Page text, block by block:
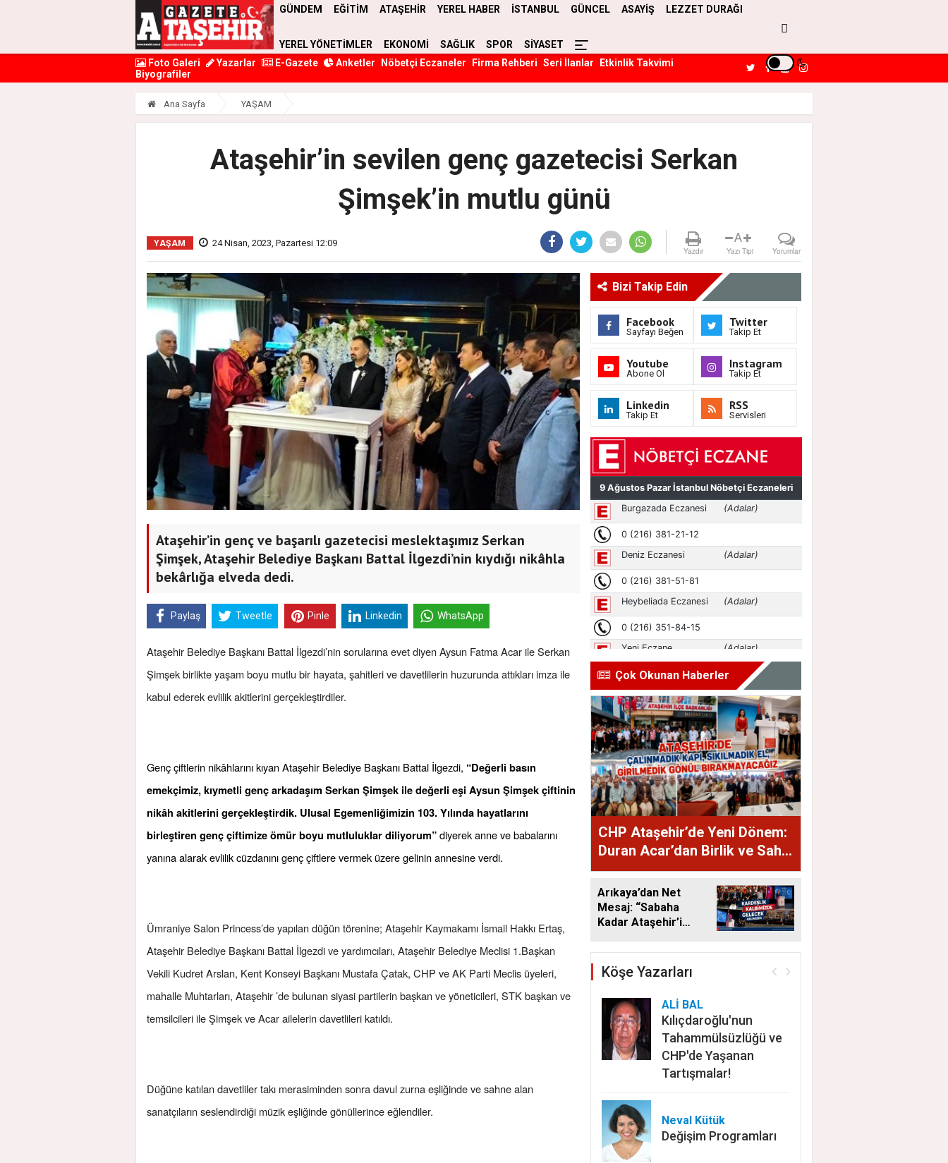
GÜNDEM EĞİTİM ATAŞEHİR YEREL HABER İSTANBUL GÜNCEL ASAYİŞ LEZZET DURAĞI
YEREL YÖNETİMLER EKONOMİ SAĞLIK SPOR
SİYASET
Foto Galeri
Yazarlar E-Gazete Anketler Nöbetçi Eczaneler Firma Rehberi Seri İlanlar
Etkinlik Takvimi
Biyografiler
Ana Sayfa YAŞAM
Ataşehir’in sevilen genç gazetecisi Serkan
Şimşek’in mutlu günü
YAŞAM 24 Nisan, 2023, Pazartesi 12:09
Yazdır
A
Yazı Tipi Yorumlar
Ataşehir’in genç ve başarılı gazetecisi meslektaşımız Serkan
Şimşek, Ataşehir Belediye Başkanı Battal İlgezdi’nin kıydığı nikâhla
bekârlığa elveda dedi.
Paylaş Tweetle Pinle Linkedin WhatsApp
Ataşehir Belediye Başkanı Battal İlgezdi’nin sorularına evet diyen Aysun Fatma Acar ile Serkan
Şimşek birlikte yaşam boyu mutlu bir hayata, şahitleri ve davetlilerin huzurunda attıkları imza ile
kabul ederek evlilik akitlerini gerçekleştirdiler.
Genç çiftlerin nikâhlarını kıyan Ataşehir Belediye Başkanı Battal İlgezdi, “Değerli basın
emekçimiz, kıymetli genç arkadaşım Serkan Şimşek ile değerli eşi Aysun Şimşek çiftinin
nikâh akitlerini gerçekleştirdik. Ulusal Egemenliğimizin 103. Yılında hayatlarını
birleştiren genç çiftimize ömür boyu mutluluklar diliyorum”diyerek anne ve babalarını
yanına alarak evlilik cüzdanını genç çiftlere vermek üzere gelinin annesine verdi.
Ümraniye Salon Princess’de yapılan düğün törenine; Ataşehir Kaymakamı İsmail Hakkı Ertaş,
Ataşehir Belediye Başkanı Battal İlgezdi ve yardımcıları, Ataşehir Belediye Meclisi 1.Başkan
Vekili Kudret Arslan, Kent Konseyi Başkanı Mustafa Çatak, CHP ve AK Parti Meclis üyeleri,
mahalle Muhtarları, Ataşehir ’de bulunan siyasi partilerin başkan ve yöneticileri, STK başkan ve
temsilcileri ile Şimşek ve Acar ailelerin davetlileri katıldı.
Düğüne katılan davetliler takı merasiminden sonra davul zurna eşliğinde ve sahne alan
sanatçıların seslendirdiği müzik eşliğinde gönüllerince eğlendiler.
Bizi Takip Edin
Facebook
Sayfayı Beğen
Twitter
Takip Et
Youtube
Abone Ol
Instagram
Takip Et
Linkedin
Takip Et
RSS
Servisleri
Çok Okunan Haberler
CHP Ataşehir’de Yeni Dönem:
Duran Acar’dan Birlik ve Saha
Mesajı
Arıkaya’dan Net
Mesaj: “Sabaha
Kadar Ataşehir’i
Köşe Yazarları
ALİ BAL
Kılıçdaroğlu'nun
Tahammülsüzlüğü ve
CHP'de Yaşanan
Tartışmalar!
Neval Kütük
Değişim Programları